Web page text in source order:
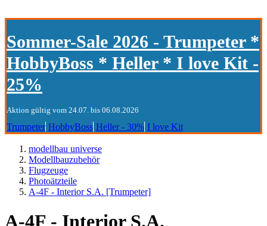
Sommer-Sale 2026 - Trumpeter *
HobbyBoss * Heller * I love Kit -
25%
Aktion gültig vom 24.07. bis 06.08.2026
Trumpeter HobbyBoss Heller - 30% I love Kit
modellbau universe
Modellbauzubehör
Flugzeuge
Photoätzteile
A-4F - Interior S.A. [Trumpeter]
A-4F - Interior S.A.